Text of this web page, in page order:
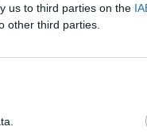
us to third parties on the
other third parties.
τους